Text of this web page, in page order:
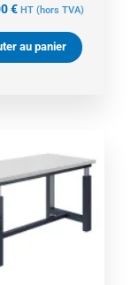
€ HT (hors TVA)
au panier
prix
initial
3142,00
prix
actuel
2985,00 €.